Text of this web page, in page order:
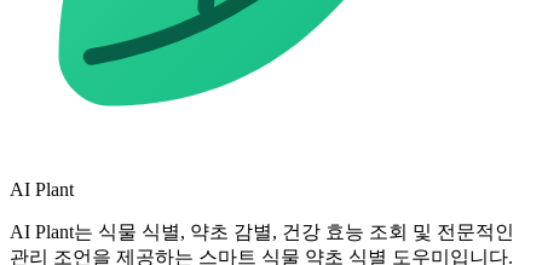
AI Plant
AI Plant는 식물 식별, 약초 감별, 건강 효능 조회 및 전문적인
관리 조언을 제공하는 스마트 식물 약초 식별 도우미입니다.